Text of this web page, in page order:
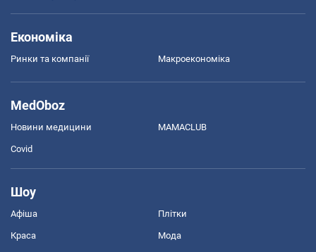
Економіка
Ринки та компанії Макроекономіка
MedOboz
Новини медицини MAMACLUB
Covid
Шоу
Афіша Плітки
Краса Мода